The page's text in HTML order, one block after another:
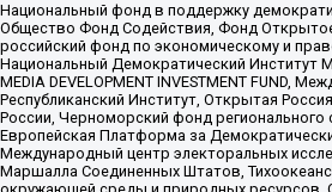
Национальный фонд в поддержку
Общество Фонд Содействия, Фонд
российский фонд по экономическому и
Национальный Демократический Институт
MEDIA DEVELOPMENT INVESTMENT FUND,
Республиканский Институт, Открытая
России, Черноморский фонд регионального
Европейская Платформа за
Международный центр электоральных
Маршалла Соединенных Штатов,